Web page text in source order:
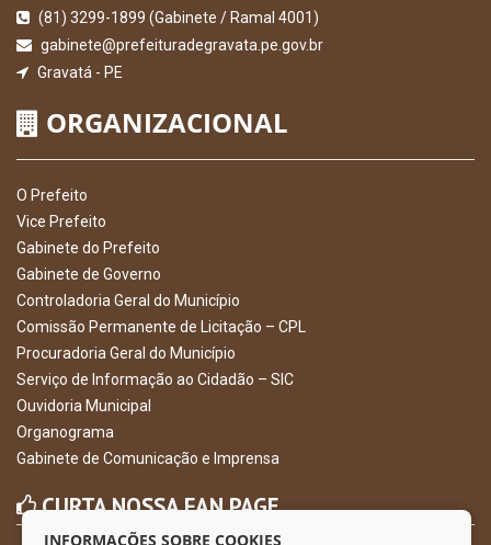
(81) 3299-1899 (Gabinete / Ramal 4001)
gabinete@prefeituradegravata.pe.gov.br
Gravatá - PE
ORGANIZACIONAL
O Prefeito
Vice Prefeito
Gabinete do Prefeito
Gabinete de Governo
Controladoria Geral do Município
Comissão Permanente de Licitação – CPL
Procuradoria Geral do Município
Serviço de Informação ao Cidadão – SIC
Ouvidoria Municipal
Organograma
Gabinete de Comunicação e Imprensa
CURTA NOSSA FAN PAGE
INFORMAÇÕES SOBRE COOKIES